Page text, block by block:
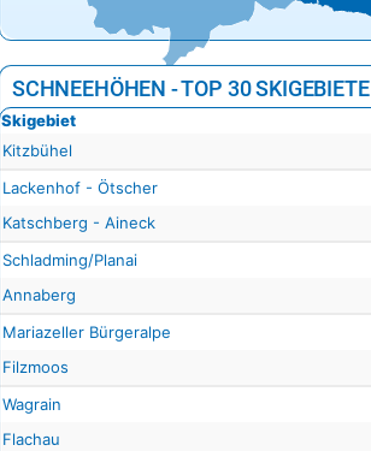
SCHNEEHÖHEN - TOP 30 SKIGEBIETE
Skigebiet
Kitzbühel
Lackenhof - Ötscher
Katschberg - Aineck
Schladming/Planai
Annaberg
Mariazeller Bürgeralpe
Filzmoos
Wagrain
Flachau